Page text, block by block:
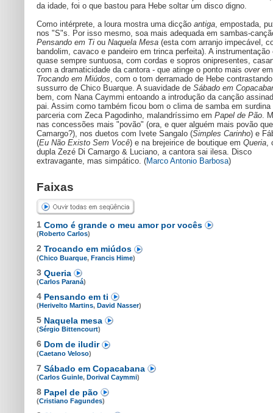
da idade, foi o que bastou para Hebe soltar um disco digno.
Como intérprete, a loura mostra uma dicção antiga, empostada,
nos "S"s. Por isso mesmo, soa mais adequada em sambas-
Pensando em Ti ou Naquela Mesa (esta com arranjo impecável,
bandolim, cavaco e pandeiro em trinca perfeita). A instrumentação
quase sempre suntuosa, com cordas e sopros onipresentes,
com a dramaticidade da cantora - que atinge o ponto mais overem
Trocando em Miúdos, com o tom derramado de Hebe
sussurro de Chico Buarque. A suavidade de Sábado em
bem, com Nana Caymmi entoando a introdução da canção
pai. Assim como também ficou bom o clima de samba em surdina
parceria com Zeca Pagodinho, malandríssimo em Papel de Pão.
nas concessões mais "povão" (ora, e quer alguém mais povão
Camargo?), nos duetos com Ivete Sangalo (Simples Carinho) e
(Eu Não Existo Sem Você) e na brejeirice de boutique em Queria,
dupla Zezé Di Camargo & Luciano, a cantora sai ilesa. Disco
extravagante, mas simpático. (Marco Antonio Barbosa)
Faixas
1 Como é grande o meu amor por vocês
(Roberto Carlos)
2 Trocando em miúdos
(Chico Buarque, Francis Hime)
3 Queria
(Carlos Paraná)
4 Pensando em ti
(Herivelto Martins, David Nasser)
5 Naquela mesa
(Sérgio Bittencourt)
6 Dom de iludir
(Caetano Veloso)
7 Sábado em Copacabana
(Carlos Guinle, Dorival Caymmi)
8 Papel de pão
(Cristiano Fagundes)